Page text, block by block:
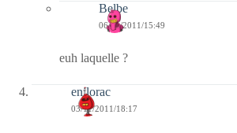
Belbe
06/11/2011/15:49
euh laquelle ?
enilorac
03/11/2011/18:17